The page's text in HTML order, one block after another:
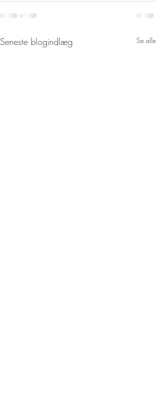
Seneste blogindlæg Se alle